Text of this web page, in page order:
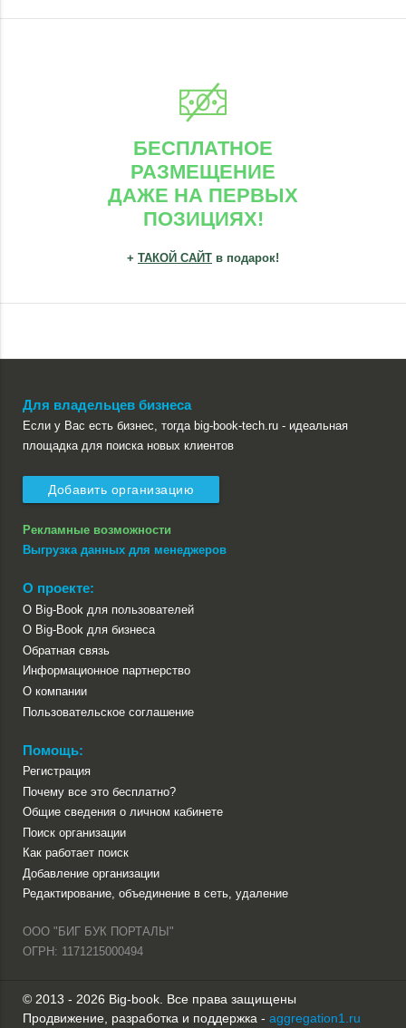
БЕСПЛАТНОЕ
РАЗМЕЩЕНИЕ
ДАЖЕ НА ПЕРВЫХ
ПОЗИЦИЯХ!
+ ТАКОЙ САЙТ в подарок!
Для владельцев бизнеса
Если у Вас есть бизнес, тогда big-book-tech.ru - идеальная
площадка для поиска новых клиентов
Добавить организацию
Рекламные возможности
Выгрузка данных для менеджеров
О проекте:
О Big-Book для пользователей
О Big-Book для бизнеса
Обратная связь
Информационное партнерство
О компании
Пользовательское соглашение
Помощь:
Регистрация
Почему все это бесплатно?
Общие сведения о личном кабинете
Поиск организации
Как работает поиск
Добавление организации
Редактирование, объединение в сеть, удаление
ООО "БИГ БУК ПОРТАЛЫ"
ОГРН: 1171215000494
© 2013 - 2026 Big-book. Все права защищены
Продвижение, разработка и поддержка - aggregation1.ru